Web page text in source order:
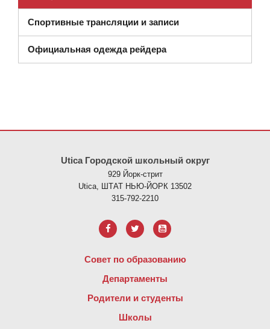
Спортивные трансляции и записи
Официальная одежда рейдера
Utica Городской школьный округ
929 Йорк-стрит
Utica, ШТАТ НЬЮ-ЙОРК 13502
315-792-2210
Совет по образованию
Департаменты
Родители и студенты
Школы